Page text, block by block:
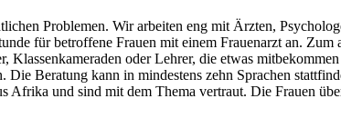
Problemen. Wir arbeiten eng mit Ärzten,
für betroffene Frauen mit einem Frauenarzt an.
oder Lehrer, die etwas
Beratung kann in mindestens zehn Sprachen
und sind mit dem Thema vertraut. Die Frauen